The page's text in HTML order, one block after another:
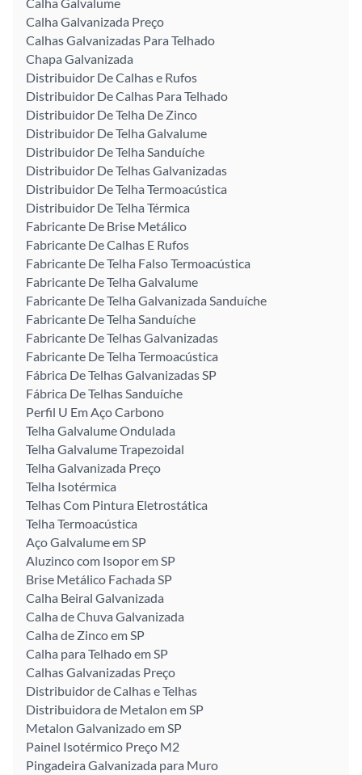
Calha Galvanizada Preço
Calhas Galvanizadas Para Telhado
Chapa Galvanizada
Distribuidor De Calhas e Rufos
Distribuidor De Calhas Para Telhado
Distribuidor De Telha De Zinco
Distribuidor De Telha Galvalume
Distribuidor De Telha Sanduíche
Distribuidor De Telhas Galvanizadas
Distribuidor De Telha Termoacústica
Distribuidor De Telha Térmica
Fabricante De Brise Metálico
Fabricante De Calhas E Rufos
Fabricante De Telha Falso Termoacústica
Fabricante De Telha Galvalume
Fabricante De Telha Galvanizada Sanduíche
Fabricante De Telha Sanduíche
Fabricante De Telhas Galvanizadas
Fabricante De Telha Termoacústica
Fábrica De Telhas Galvanizadas SP
Fábrica De Telhas Sanduíche
Perfil U Em Aço Carbono
Telha Galvalume Ondulada
Telha Galvalume Trapezoidal
Telha Galvanizada Preço
Telha Isotérmica
Telhas Com Pintura Eletrostática
Telha Termoacústica
Aço Galvalume em SP
Aluzinco com Isopor em SP
Brise Metálico Fachada SP
Calha Beiral Galvanizada
Calha de Chuva Galvanizada
Calha de Zinco em SP
Calha para Telhado em SP
Calhas Galvanizadas Preço
Distribuidor de Calhas e Telhas
Distribuidora de Metalon em SP
Metalon Galvanizado em SP
Painel Isotérmico Preço M2
Pingadeira Galvanizada para Muro